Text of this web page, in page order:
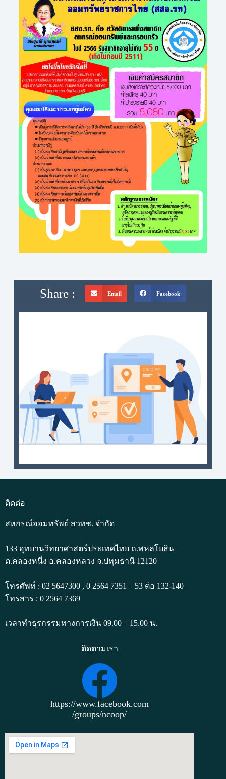
Share : Email Facebook
ติดต่อ
สหกรณ์ออมทรัพย์ สวทช. จำกัด
133 อุทยานวิทยาศาสตร์ประเทศไทย ถ.พหลโยธิน
ต.คลองหนึ่ง อ.คลองหลวง จ.ปทุมธานี 12120
โทรศัพท์ : 02 5647300 , 0 2564 7351 – 53 ต่อ 132-140
โทรสาร : 0 2564 7369
เวลาทำธุรกรรมทางการเงิน 09.00 – 15.00 น.
ติดตามเรา
https://www.facebook.com
/groups/ncoop/